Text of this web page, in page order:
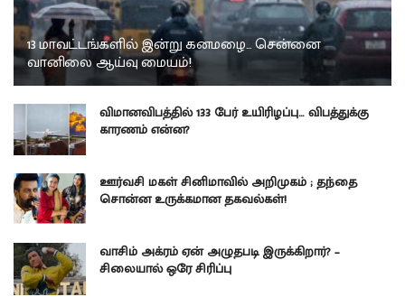
13 மாவட்டங்களில் இன்று கனமழை… சென்னை
வானிலை ஆய்வு மையம்!
விமானவிபத்தில் 133 பேர் உயிரிழப்பு… விபத்துக்கு
காரணம் என்ன?
ஊர்வசி மகள் சினிமாவில் அறிமுகம் ; தந்தை
சொன்ன உருக்கமான தகவல்கள்!
வாசிம் அக்ரம் ஏன் அழுதபடி இருக்கிறார்? –
சிலையால் ஒரே சிரிப்பு